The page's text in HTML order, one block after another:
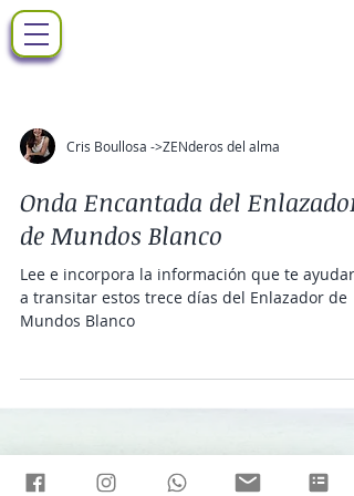
Cris Boullosa ->ZENderos del alma
Onda Encantada del Enlazador
de Mundos Blanco
Lee e incorpora la información que te ayudará
a transitar estos trece días del Enlazador de
Mundos Blanco